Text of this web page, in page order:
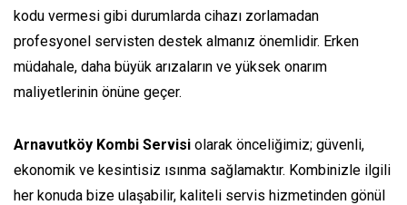
kodu vermesi gibi durumlarda cihazı zorlamadan
profesyonel servisten destek almanız önemlidir. Erken
müdahale, daha büyük arızaların ve yüksek onarım
maliyetlerinin önüne geçer.
Arnavutköy Kombi Servisi olarak önceliğimiz; güvenli,
ekonomik ve kesintisiz ısınma sağlamaktır. Kombinizle ilgili
her konuda bize ulaşabilir, kaliteli servis hizmetinden gönül